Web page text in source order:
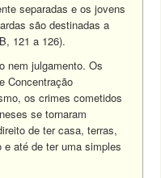
separadas e os jovens
são destinadas a
121 a 126).
nem julgamento. Os
Concentração
os crimes cometidos
se tornaram
de ter casa, terras,
e até de ter uma simples